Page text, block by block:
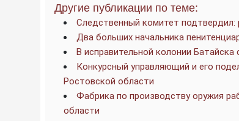
Другие публикации по теме:
Следственный комитет подтвердил:
Два больших начальника
В исправительной колонии Батайска
Конкурсный управляющий и его
Ростовской области
Фабрика по производству оружия
области